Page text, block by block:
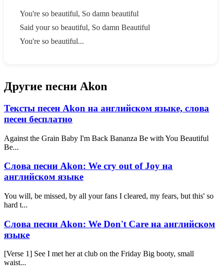
You're so beautiful, So damn beautiful
Said your so beautiful, So damn Beautiful
You're so beautiful...
Другие песни Akon
Тексты песен Akon на английском языке, слова
песен бесплатно
Against the Grain Baby I'm Back Bananza Be with You Beautiful
Be...
Слова песни Akon: We cry out of Joy на
английском языке
You will, be missed, by all your fans I cleared, my fears, but this' so
hard t...
Слова песни Akon: We Don't Care на английском
языке
[Verse 1] See I met her at club on the Friday Big booty, small
waist...